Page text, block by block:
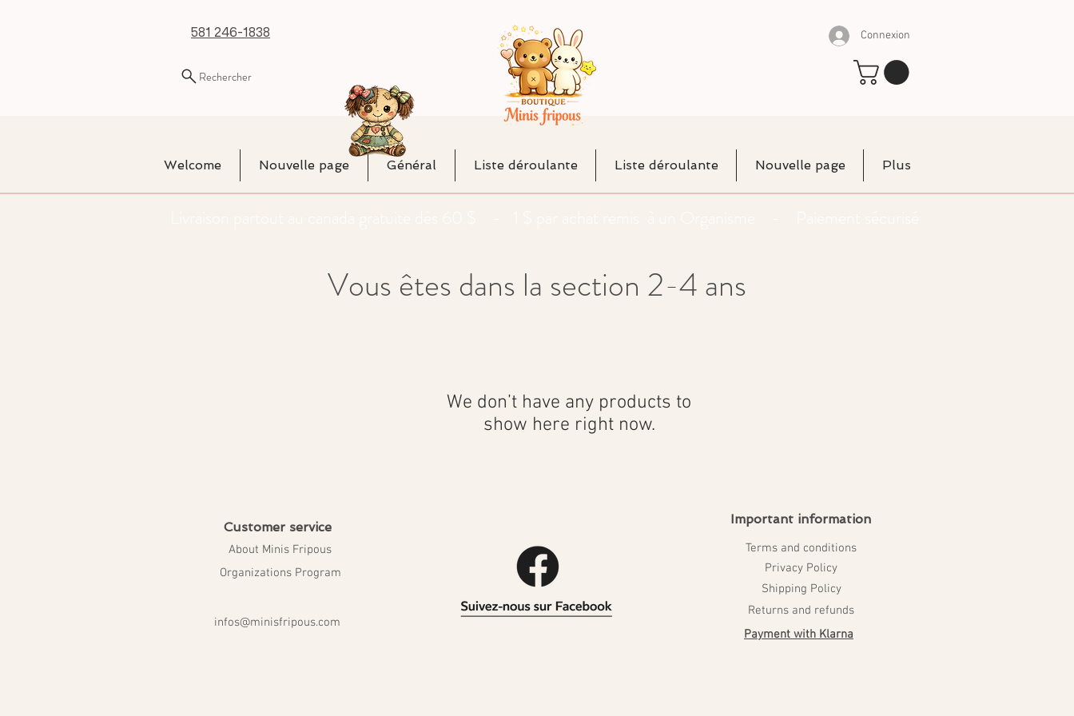
581 246-1838
Rechercher
Connexion
Welcome Nouvelle page Général Liste déroulante Liste déroulante Nouvelle page Plus
Vous êtes dans la section 2-4 ans
We don’t have any products to
show here right now.
Customer service
About Minis Fripous
Organizations Program
infos@minisfripous.com
Important information
Terms and conditions
Privacy Policy
Shipping Policy
Returns and refunds
Payment with Klarna